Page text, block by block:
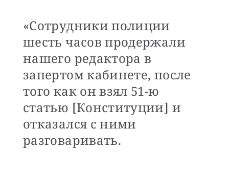
«Сотрудники полиции
шесть часов продержали
нашего редактора в
запертом кабинете, после
того как он взял 51-ю
статью [Конституции] и
отказался с ними
разговаривать.